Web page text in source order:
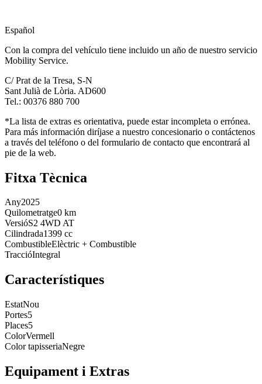
Español
Con la compra del vehículo tiene incluido un año de nuestro servicio
Mobility Service.
C/ Prat de la Tresa, S-N
Sant Julià de Lòria. AD600
Tel.: 00376 880 700
*La lista de extras es orientativa, puede estar incompleta o errónea.
Para más información diríjase a nuestro concesionario o contáctenos
a través del teléfono o del formulario de contacto que encontrará al
pie de la web.
Fitxa Tècnica
Any2025
Quilometratge0 km
VersióS2 4WD AT
Cilindrada1399 cc
CombustibleElèctric + Combustible
TraccióIntegral
Característiques
EstatNou
Portes5
Places5
ColorVermell
Color tapisseriaNegre
Equipament i Extras